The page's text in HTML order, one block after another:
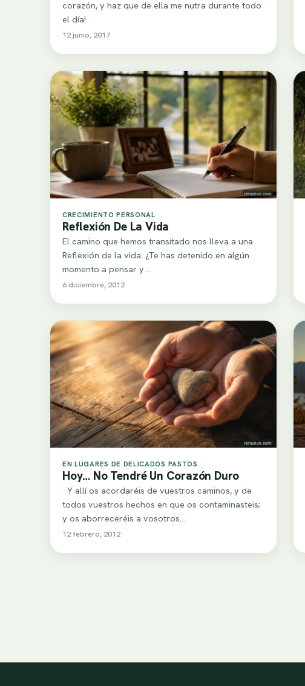
corazón, y haz que de ella me nutra durante todo
el día!
12 junio, 2017
CRECIMIENTO PERSONAL
Reflexión De La Vida
El camino que hemos transitado nos lleva a una
Reflexión de la vida. ¿Te has detenido en algún
momento a pensar y…
6 diciembre, 2012
EN LUGARES DE DELICADOS PASTOS
Hoy… No Tendré Un Corazón Duro
Y allí os acordaréis de vuestros caminos, y de
todos vuestros hechos en que os contaminasteis;
y os aborreceréis a vosotros…
12 febrero, 2012